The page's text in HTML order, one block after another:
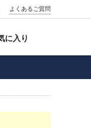
よくあるご質問
に入り